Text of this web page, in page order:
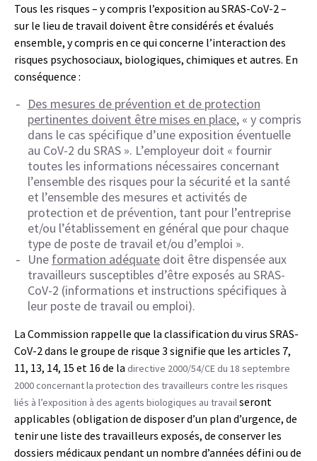
Tous les risques – y compris l’exposition au SRAS-CoV-2 –
sur le lieu de travail doivent être considérés et évalués
ensemble, y compris en ce qui concerne l’interaction des
risques psychosociaux, biologiques, chimiques et autres. En
conséquence :
Des mesures de prévention et de protection
pertinentes doivent être mises en place, « y compris
dans le cas spécifique d’une exposition éventuelle
au CoV-2 du SRAS ». L’employeur doit « fournir
toutes les informations nécessaires concernant
l’ensemble des risques pour la sécurité et la santé
et l’ensemble des mesures et activités de
protection et de prévention, tant pour l’entreprise
et/ou l’établissement en général que pour chaque
type de poste de travail et/ou d’emploi ».
Une formation adéquate doit être dispensée aux
travailleurs susceptibles d’être exposés au SRAS-
CoV-2 (informations et instructions spécifiques à
leur poste de travail ou emploi).
La Commission rappelle que la classification du virus SRAS-
CoV-2 dans le groupe de risque 3 signifie que les articles 7,
11, 13, 14, 15 et 16 de la directive 2000/54/CE du 18 septembre
2000 concernant la protection des travailleurs contre les risques
liés à l’exposition à des agents biologiques au travailseront
applicables (obligation de disposer d’un plan d’urgence, de
tenir une liste des travailleurs exposés, de conserver les
dossiers médicaux pendant un nombre d’années défini ou de